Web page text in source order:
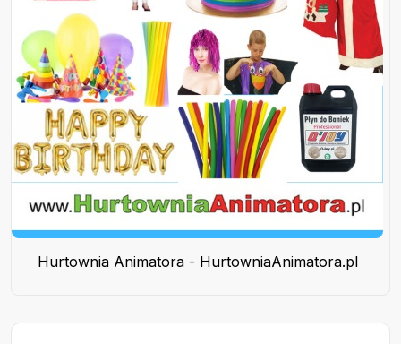
Hurtownia Animatora - HurtowniaAnimatora.pl